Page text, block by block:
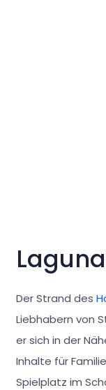
Laguna
Der Strand des
Liebhabern von
er sich in der
Inhalte für
Spielplatz im